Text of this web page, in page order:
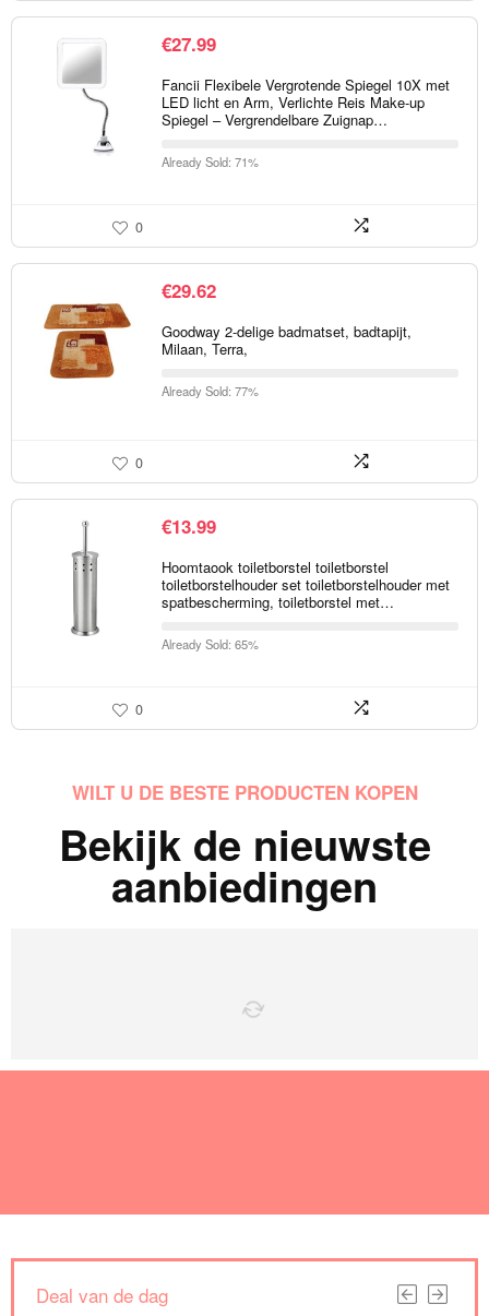
€27.99
Fancii Flexibele Vergrotende Spiegel 10X met
LED licht en Arm, Verlichte Reis Make-up
Spiegel – Vergrendelbare Zuignap…
Already Sold: 71%
0
€29.62
Goodway 2-delige badmatset, badtapijt,
Milaan, Terra,
Already Sold: 77%
0
€13.99
Hoomtaook toiletborstel toiletborstel
toiletborstelhouder set toiletborstelhouder met
spatbescherming, toiletborstel met…
Already Sold: 65%
0
WILT U DE BESTE PRODUCTEN KOPEN
Bekijk de nieuwste
aanbiedingen
Deal van de dag